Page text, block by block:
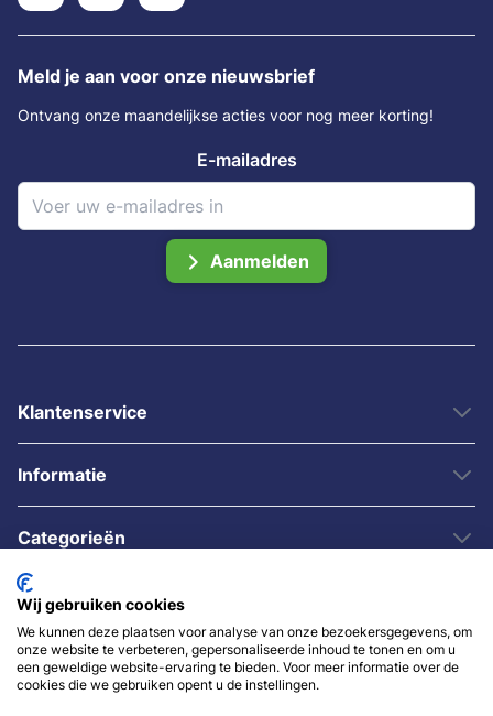
Meld je aan voor onze nieuwsbrief
Ontvang onze maandelijkse acties voor nog meer korting!
E-mailadres
Aanmelden
Klantenservice
Informatie
Categorieën
Wij gebruiken cookies
We kunnen deze plaatsen voor analyse van onze bezoekersgegevens, om
onze website te verbeteren, gepersonaliseerde inhoud te tonen en om u
een geweldige website-ervaring te bieden. Voor meer informatie over de
cookies die we gebruiken opent u de instellingen.